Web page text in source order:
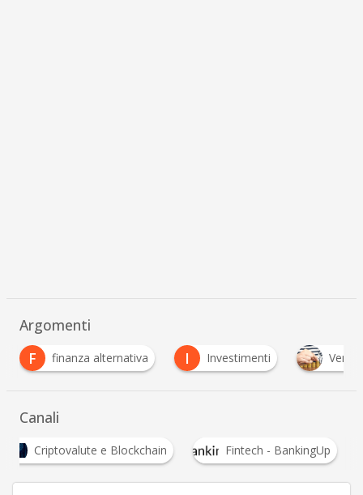
Argomenti
alternativa I Investimenti Venture Capital
Canali
Criptovalute e Blockchain Fintech - BankingUp